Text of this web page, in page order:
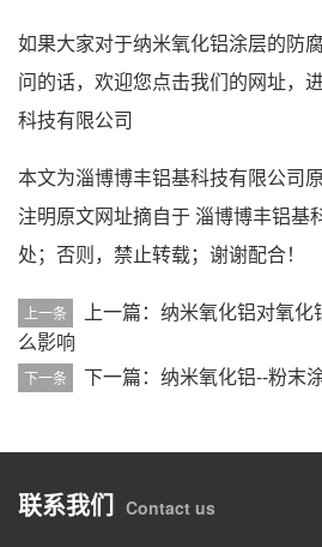
如果大家对于纳米氧化铝涂层的防
问的话，欢迎您点击我们的网址，进
科技有限公司
本文为淄博博丰铝基科技有限公司
注明原文网址摘自于 淄博博丰铝基
处；否则，禁止转载；谢谢配合！
上一条
上一篇：纳米氧化铝对氧
么影响
下一条 下一篇：纳米氧化铝--粉末
联系我们 Contact us